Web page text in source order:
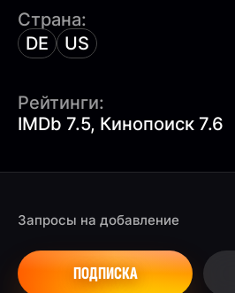
Страна:
DE
US
Рейтинги:
IMDb 7.5, Кинопоиск 7.6
Запросы на добавление
ПОДПИСКА